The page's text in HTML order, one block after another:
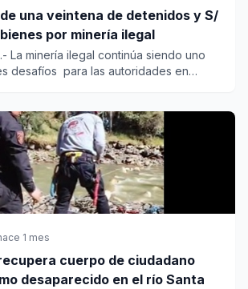
una veintena de detenidos y S/
por minería ilegal
La minería ilegal continúa siendo uno
desafíos para las autoridades en
1 mes
cuerpo de ciudadano
reportado como desaparecido en el río Santa